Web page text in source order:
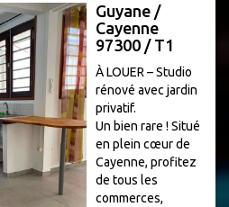
Guyane /
Cayenne
97300 / T1
À LOUER – Studio
rénové avec jardin
privatif.
Un bien rare ! Situé
en plein cœur de
Cayenne, profitez
de tous les
commerces,